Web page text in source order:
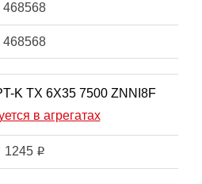
468568
468568
K TX 6X35 7500 ZNNI8F
в агрегатах
1245 i